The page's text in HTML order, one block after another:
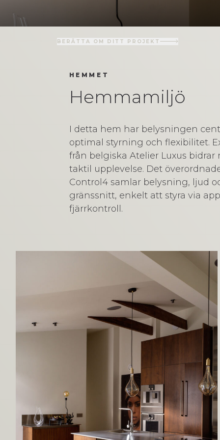
BERÄTTA OM DITT PROJEKT
HEMMET
Hemmamiljö
I detta hem har belysningen
optimal styrning och flexibilitet.
från belgiska Atelier Luxus
taktil upplevelse. Det
Control4 samlar belysning, ljud
gränssnitt, enkelt att styra via
fjärrkontroll.